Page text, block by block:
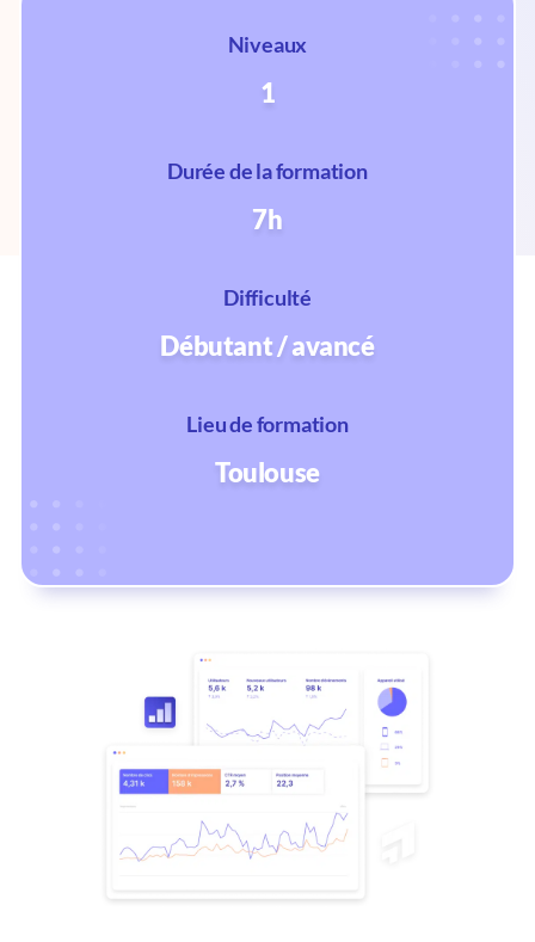
Niveaux
1
Durée de la formation
7h
Difficulté
Débutant / avancé
Lieu de formation
Toulouse